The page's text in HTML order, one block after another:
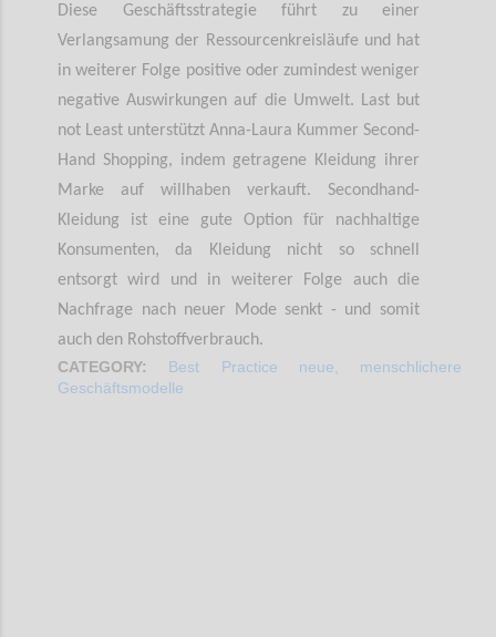
Diese Geschäftsstrategie führt zu einer
Verlangsamung der Ressourcenkreisläufe und hat
in weiterer Folge positive oder zumindest weniger
negative Auswirkungen auf die Umwelt. Last but
not Least unterstützt Anna-Laura Kummer Second-
Hand Shopping, indem getragene Kleidung ihrer
Marke auf willhaben verkauft. Secondhand-
Kleidung ist eine gute Option für nachhaltige
Konsumenten, da Kleidung nicht so schnell
entsorgt wird und in weiterer Folge auch die
Nachfrage nach neuer Mode senkt - und somit
auch den Rohstoffverbrauch.
CATEGORY: Best Practice neue, menschlichere
Geschäftsmodelle